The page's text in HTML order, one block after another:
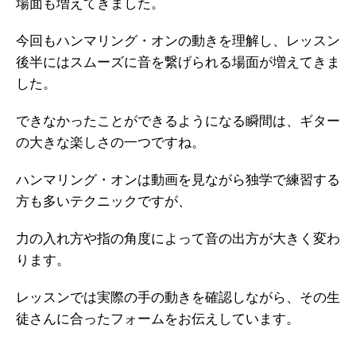
場面も増えてきました。
今回もハンマリング・オンの動きを理解し、レッスン
後半にはスムーズに音を繋げられる場面が増えてきま
した。
できなかったことができるようになる瞬間は、ギター
の大きな楽しさの一つですね。
ハンマリング・オンは動画を見ながら独学で練習する
方も多いテクニックですが、
力の入れ方や指の角度によって音の出方が大きく変わ
ります。
レッスンでは実際の手の動きを確認しながら、その生
徒さんに合ったフォームをお伝えしています。